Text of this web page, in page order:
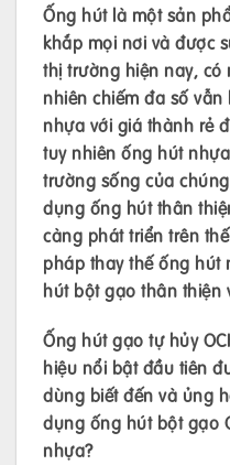
Ống hút là một sản
khắp mọi nơi và được
thị trường hiện nay, có
nhiên chiếm đa số
nhựa với giá thành rẻ
tuy nhiên ống hút nhựa
trường sống của
dụng ống hút thân
càng phát triển trên
pháp thay thế ống hút
hút bột gạo thân thiện
Ống hút gạo tự hủy
hiệu nổi bật đầu tiên
dùng biết đến và ủng
dụng ống hút bột gạo
nhựa?